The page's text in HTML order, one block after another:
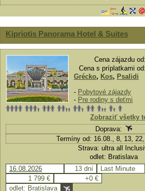
Kipriotis Panorama Hotel & Suites
Cena zájazdu od:
Cena s príplatkami od:
Grécko, Kos, Psalidi
- Pobytové zájazdy
- Pre rodiny s deťmi
Zobraziť všetky
Doprava:
Termíny od: 16.08., 8, 13,
Strava: ultra all
odlet: Bratislava
16.08.2026
13 dní
Last Minute
1 799 €
+0 €
odlet: Bratislava